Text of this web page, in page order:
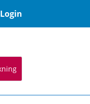
Login